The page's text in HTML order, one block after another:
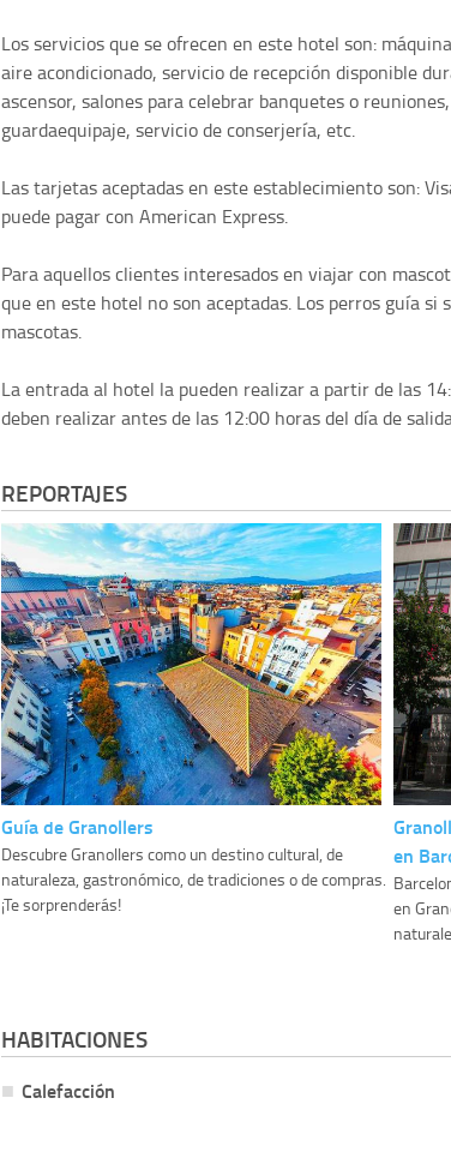
Los servicios que se ofrecen en este hotel son:
aire acondicionado, servicio de recepción disponible
ascensor, salones para celebrar banquetes o
guardaequipaje, servicio de conserjería, etc.
Las tarjetas aceptadas en este establecimiento son:
puede pagar con American Express.
Para aquellos clientes interesados en viajar con
que en este hotel no son aceptadas. Los perros guía si
mascotas.
La entrada al hotel la pueden realizar a partir de las
deben realizar antes de las 12:00 horas del día de
REPORTAJES
Guía de Granollers
Descubre Granollers como un destino cultural, de
naturaleza, gastronómico, de tradiciones o de compras.
¡Te sorprenderás!
en
en
HABITACIONES
Calefacción